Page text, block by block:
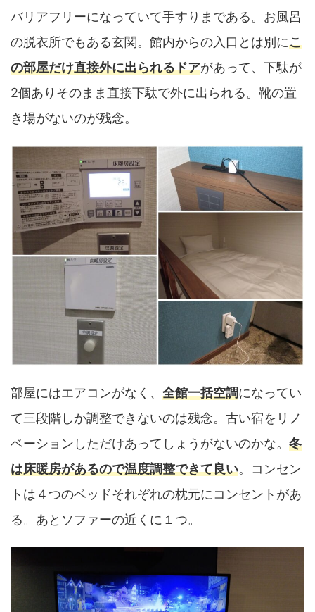
バリアフリーになっていて手すりまである。お風呂
の脱衣所でもある玄関。館内からの入口とは別にこ
の部屋だけ直接外に出られるドアがあって、下駄が
2個ありそのまま直接下駄で外に出られる。靴の置
き場がないのが残念。
部屋にはエアコンがなく、 全館一括空調になってい
て三段階しか調整できないのは残念。古い宿をリノ
ベーションしただけあってしょうがないのかな。 冬
は床暖房があるので温度調整できて良い。コンセン
トは４つのベッドそれぞれの枕元にコンセントがあ
る。あとソファーの近くに１つ。